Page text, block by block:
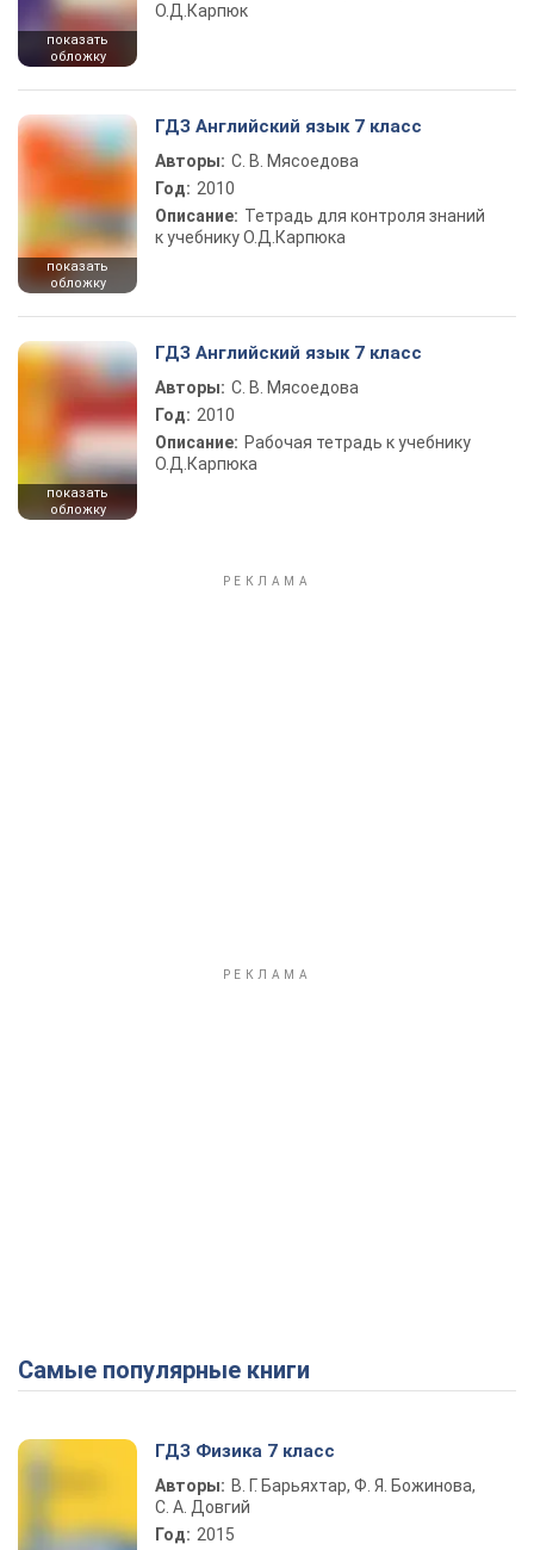
показать
обложку
О.Д.Карпюк
показать
обложку
ГДЗ Английский язык 7 класс
Авторы: С. В. Мясоедова
Год: 2010
Описание: Тетрадь для контроля знаний
к учебнику О.Д.Карпюка
показать
обложку
ГДЗ Английский язык 7 класс
Авторы: С. В. Мясоедова
Год: 2010
Описание: Рабочая тетрадь к учебнику
О.Д.Карпюка
Самые популярные книги
ГДЗ Физика 7 класс
Авторы: В. Г. Барьяхтар, Ф. Я. Божинова,
С. А. Довгий
Год: 2015